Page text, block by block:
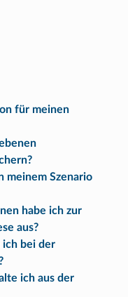
für meinen
meinem Szenario
habe ich zur
aus?
ich bei der
ich aus der